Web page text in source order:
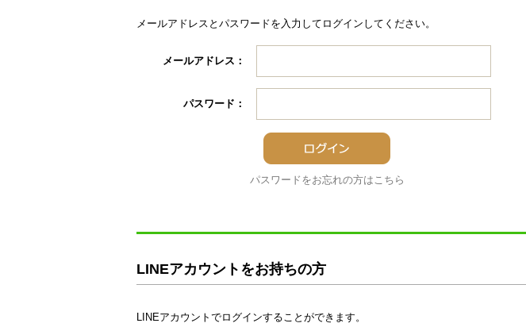
メールアドレスとパスワードを入力してログインしてください。
メールアドレス：
パスワード：
パスワードをお忘れの方はこちら
LINEアカウントをお持ちの方
LINEアカウントでログインすることができます。